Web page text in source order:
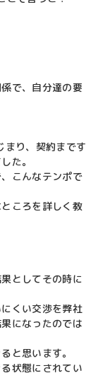
で、自分達の要
まり、契約まです
た。
こんなテンポで
ころを詳しく教
としてその時に
くい交渉を弊社
になったのでは
と思います。
状態にされてい